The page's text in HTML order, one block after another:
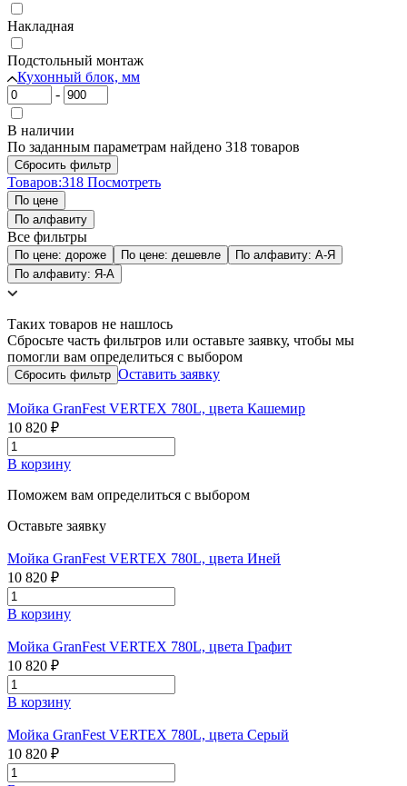
Накладная
Подстольный монтаж
Кухонный блок, мм
-
В наличии
По заданным параметрам найдено 318 товаров
Товаров:318 Посмотреть
По цене
По алфавиту
Все фильтры
По цене: дороже По цене: дешевле
По алфавиту: А-Я
По алфавиту: Я-А
Таких товаров не нашлось
Сбросьте часть фильтров или оставьте заявку, чтобы мы
помогли вам определиться с выбором
Оставить заявку
Мойка GranFest VERTEX 780L, цвета Кашемир
10 820 ₽
В корзину
Поможем вам определиться с выбором
Оставьте заявку
Мойка GranFest VERTEX 780L, цвета Иней
10 820 ₽
В корзину
Мойка GranFest VERTEX 780L, цвета Графит
10 820 ₽
В корзину
Мойка GranFest VERTEX 780L, цвета Серый
10 820 ₽